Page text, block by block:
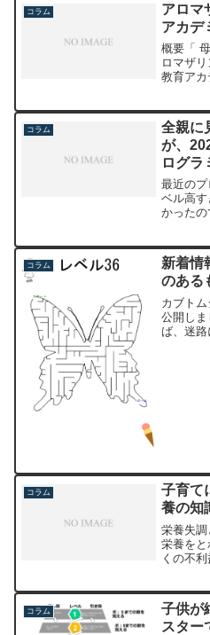
コラム
アロマ
アカデ
概要「
ロマザ
教育ア
して先
ます。
コラム
全親に
が、
ログラ
Kids
プレゼ
ング小
最近の
ベル高
かった
いるの
の投稿
コラム
新着情
のある
カブト
公開し
ば、迷路
コラム
子育て
養の知
栄養失
栄養を
くの不
ー不足
脂質、
コラム
子供が
スター